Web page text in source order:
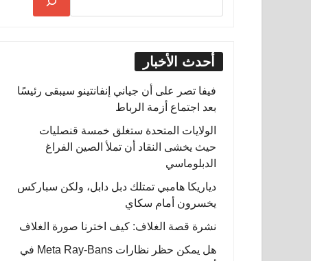
أحدث الأخبار
فيفا تصر على أن جياني إنفانتينو سيبقى رئيسًا
بعد اجتماع أزمة الرباط
الولايات المتحدة ستغلق خمسة قنصليات
حيث يخشى النقاد أن تملأ الصين الفراغ
الدبلوماسي
دياريكا هامبي تمتلك دبل دابل، ولكن سباركس
يخسرون أمام سكاي
نشرة قصة الغلاف: كيف اخترنا صورة الغلاف
هل يمكن حظر نظارات Meta Ray-Bans في